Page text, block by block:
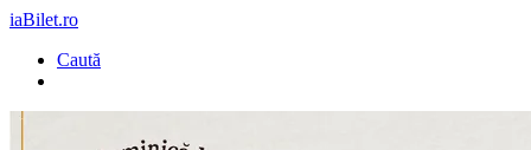
iaBilet.ro
Caută